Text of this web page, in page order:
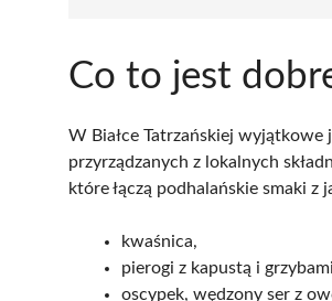
Co to jest
W Białce Tatrzańskiej wyjątkowe
przyrządzanych z lokalnych
które łączą podhalańskie smaki
kwaśnica,
pierogi z kapustą i
oscypek, wędzony ser z